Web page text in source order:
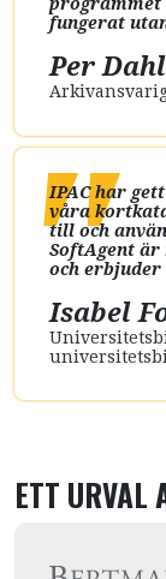
fungerat
Per Dahl
IPAC har
våra
till och
SoftAgent är
och
Isabel
ETT URVAL